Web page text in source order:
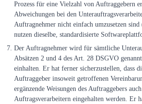
Prozess für eine Vielzahl von Auftraggebern
Abweichungen bei den
Auftragnehmer nicht einfach umzusetzen
nutzen dieselbe, standardisierte
Der Auftragnehmer wird für sämtliche
Absätzen 2 und 4 des Art. 28 DSGVO
einhalten. Er hat ferner sicherzustellen, dass
Auftraggeber insoweit getroffenen
ergänzende Weisungen des Auftraggebers
Auftragsverarbeitern eingehalten werden. Er